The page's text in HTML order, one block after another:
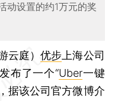
动设置的约1万元的奖
云庭）优步 上海公司
布了一个“Uber一键
据该公司官方微博介